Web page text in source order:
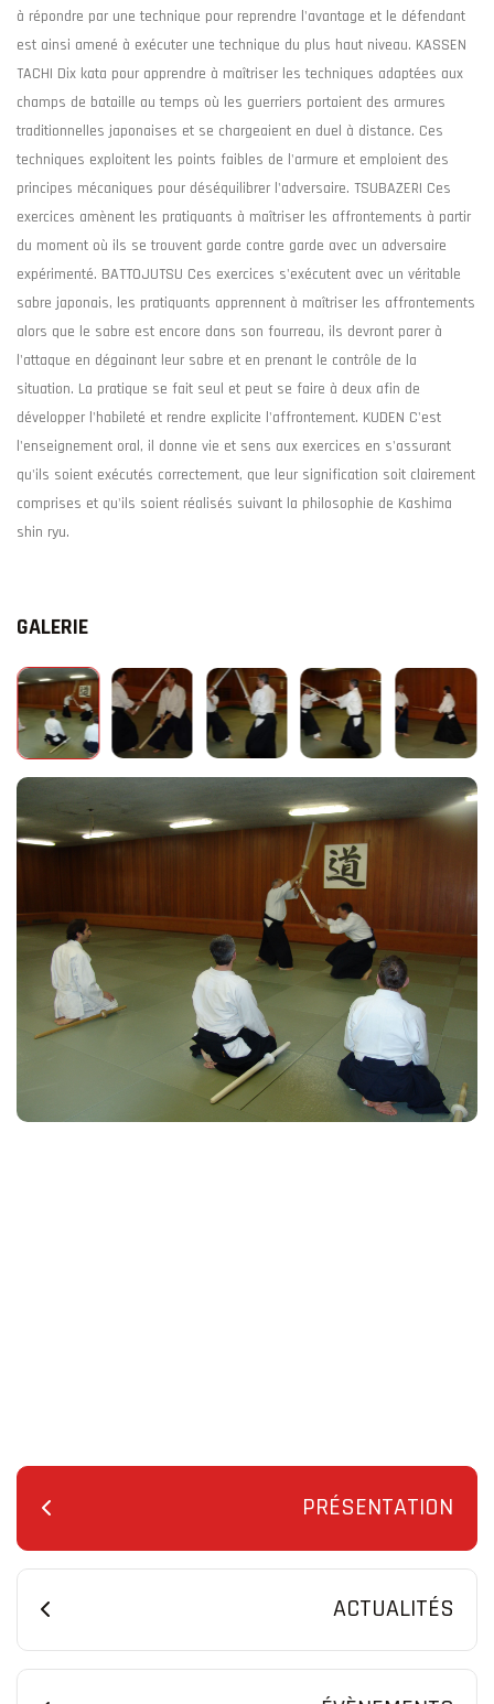
à répondre par une technique pour reprendre l'avantage et le défendant
est ainsi amené à exécuter une technique du plus haut niveau. KASSEN
TACHI Dix kata pour apprendre à maîtriser les techniques adaptées aux
champs de bataille au temps où les guerriers portaient des armures
traditionnelles japonaises et se chargeaient en duel à distance. Ces
techniques exploitent les points faibles de l'armure et emploient des
principes mécaniques pour déséquilibrer l'adversaire. TSUBAZERI Ces
exercices amènent les pratiquants à maîtriser les affrontements à partir
du moment où ils se trouvent garde contre garde avec un adversaire
expérimenté. BATTOJUTSU Ces exercices s'exécutent avec un véritable
sabre japonais, les pratiquants apprennent à maîtriser les affrontements
alors que le sabre est encore dans son fourreau, ils devront parer à
l'attaque en dégainant leur sabre et en prenant le contrôle de la
situation. La pratique se fait seul et peut se faire à deux afin de
développer l'habileté et rendre explicite l'affrontement. KUDEN C'est
l'enseignement oral, il donne vie et sens aux exercices en s'assurant
qu'ils soient exécutés correctement, que leur signification soit clairement
comprises et qu'ils soient réalisés suivant la philosophie de Kashima
shin ryu.
GALERIE
PRÉSENTATION
ACTUALITÉS